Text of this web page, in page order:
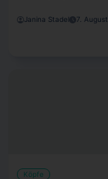
Janina Stadel 7.
Köpfe